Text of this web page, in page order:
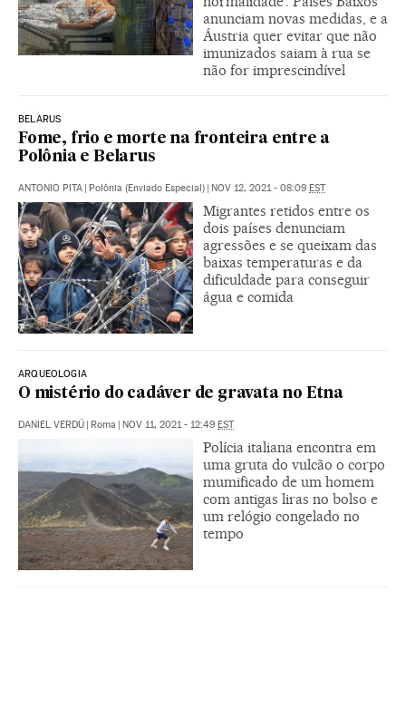
anunciam novas medidas, e a
Áustria quer evitar que não
imunizados saiam à rua se
não for imprescindível
BELARUS
Fome, frio e morte na fronteira entre a
Polônia e Belarus
ANTONIO PITA | Polônia (Enviado Especial) | NOV 12, 2021 - 08:09 EST
Migrantes retidos entre os
dois países denunciam
agressões e se queixam das
baixas temperaturas e da
dificuldade para conseguir
água e comida
ARQUEOLOGIA
O mistério do cadáver de gravata no Etna
DANIEL VERDÚ | Roma | NOV 11, 2021 - 12:49 EST
Polícia italiana encontra em
uma gruta do vulcão o corpo
mumificado de um homem
com antigas liras no bolso e
um relógio congelado no
tempo